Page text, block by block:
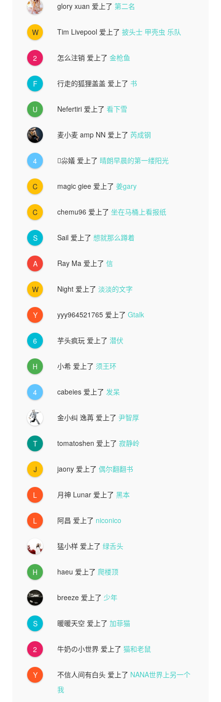
glory xuan 爱上了 第二名
W Tim Livepool 爱上了披头士 甲壳虫 乐队
2 怎么注销 爱上了金枪鱼
F 行走的狐狸盖盖 爱上了书
U Nefertiri 爱上了看下雪
麦小麦 amp NN 爱上了芮成钢
4 尛嬟 爱上了 晴朗早晨的第一缕阳光
C magic giee 爱上了姜gary
C chemu96 爱上了坐在马桶上看报纸
S Sail 爱上了想就那么蹲着
A Ray Ma 爱上了信
W Night 爱上了淡淡的文字
Y yyy964521765 爱上了Gtalk
6 芋头疯玩 爱上了潜伏
H 小希 爱上了 须王环
4 cabeies 爱上了 发呆
金小纠 逸苒 爱上了尹智厚
T tomatoshen 爱上了寂静岭
J jaony 爱上了偶尔翻翻书
L 月神 Lunar 爱上了黑本
L 阿昌 爱上了 niconico
猛小样 爱上了绿舌头
H haeu 爱上了 爬楼顶
breeze 爱上了 少年
S 暖暖天空 爱上了加菲猫
2 牛奶の小世界 爱上了猫和老鼠
Y 不信人间有白头 爱上了 NANA世界上另一个
我